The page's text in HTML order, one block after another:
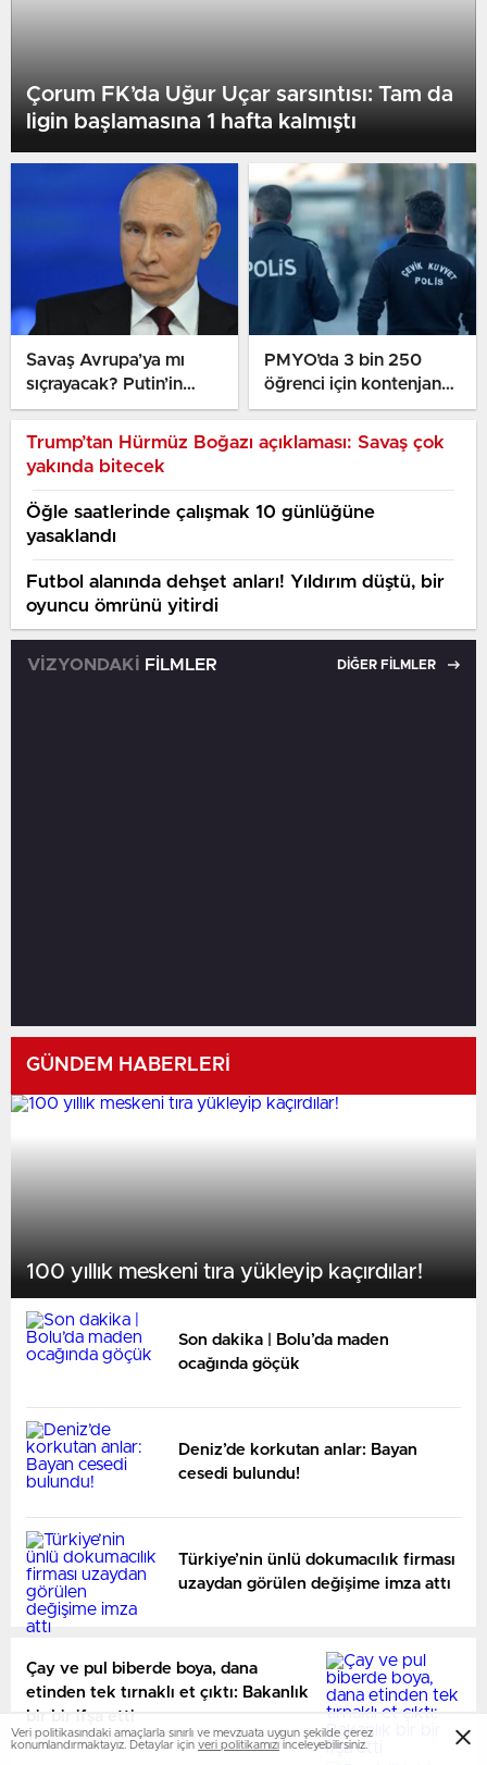
Çorum FK’da Uğur Uçar sarsıntısı: Tam da
ligin başlamasına 1 hafta kalmıştı
Savaş Avrupa’ya mı
sıçrayacak? Putin’in
NATO için planladığı
atak gündemde
PMYO’da 3 bin 250
öğrenci için kontenjan
açıldı
Trump’tan Hürmüz Boğazı açıklaması: Savaş çok
yakında bitecek
Öğle saatlerinde çalışmak 10 günlüğüne
yasaklandı
Futbol alanında dehşet anları! Yıldırım düştü, bir
oyuncu ömrünü yitirdi
VİZYONDAKİ FİLMLER DİĞER FİLMLER
GÜNDEM HABERLERİ
100 yıllık meskeni tıra yükleyip kaçırdılar!
Son dakika | Bolu’da maden
ocağında göçük
Deniz’de korkutan anlar: Bayan
cesedi bulundu!
Türkiye’nin ünlü dokumacılık firması
uzaydan görülen değişime imza attı
Çay ve pul biberde boya, dana
etinden tek tırnaklı et çıktı: Bakanlık
bir bir ifşa etti
Veri politikasındaki amaçlarla sınırlı ve mevzuata uygun şekilde çerez
konumlandırmaktayız. Detaylar için veri politikamızı inceleyebilirsiniz.